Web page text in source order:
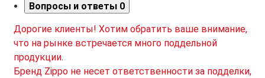
Вопросы и ответы 0
Дорогие клиенты! Хотим обратить ваше внимание,
что на рынке встречается много поддельной
продукции.
Бренд Zippo не несет ответственности за подделки,